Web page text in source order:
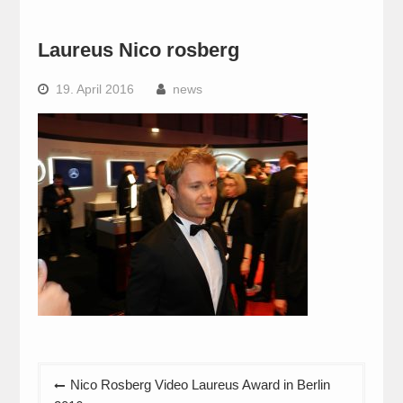
Laureus Nico rosberg
19. April 2016 news
Beitragsnavigation
Nico Rosberg Video Laureus Award in Berlin